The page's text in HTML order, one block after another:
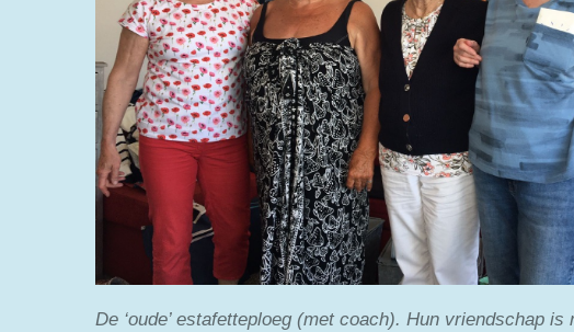
De ‘oude’ estafetteploeg (met coach). Hun vriendschap is